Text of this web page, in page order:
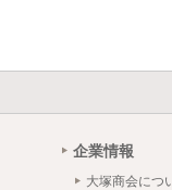
企業情報
大塚商会につ